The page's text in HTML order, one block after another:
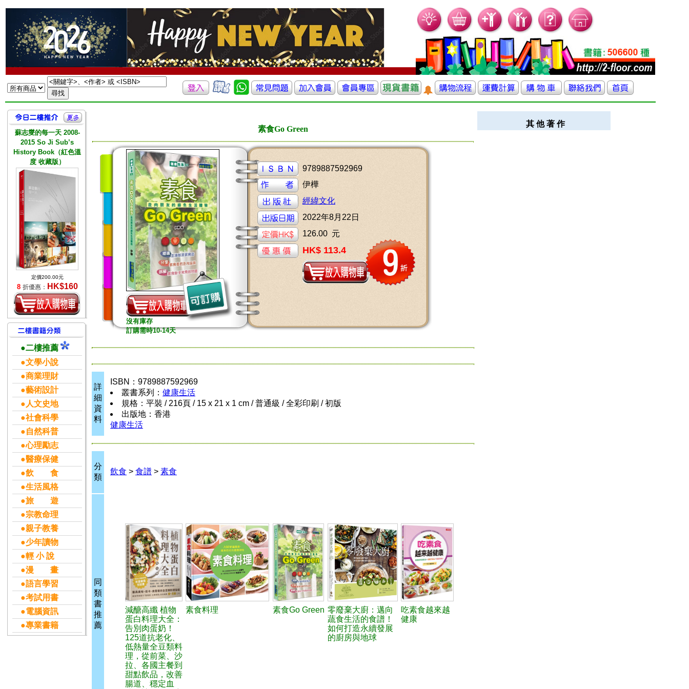
蘇志燮的每一天 2008-
2015 So Ji Sub’s
History Book（紅色溫
度 收藏版）
定價200.00元
8 折優惠： HK$160
●二樓推薦
●文學小說
●商業理財
●藝術設計
●人文史地
●社會科學
●自然科普
●心理勵志
●醫療保健
●飲 食
●生活風格
●旅 遊
●宗教命理
●親子教養
●少年讀物
●輕 小 說
●漫 畫
●語言學習
●考試用書
●電腦資訊
●專業書籍
素食Go Green
沒有庫存
訂購需時10-14天
9789887592969
伊樺
經緯文化
2022年8月22日
126.00 元
HK$ 113.4
詳
細
資
料
ISBN：9789887592969
叢書系列： 健康生活
規格：平裝 / 216頁 / 15 x 21 x 1 cm / 普通級 / 全彩印刷 / 初版
出版地：香港
健康生活
分
類
飲食 > 食譜 > 素食
同
類
書
推
薦
減醣高纖 植物
蛋白料理大全：
告別肉蛋奶！
125道抗老化、
低熱量全豆類料
理，從前菜、沙
拉、各國主餐到
甜點飲品，改善
腸道、穩定血
素食料理 素食Go Green 零廢棄大廚：邁向
蔬食生活的食譜！
如何打造永續發展
的廚房與地球
吃素食越來越
健康
其 他 著 作